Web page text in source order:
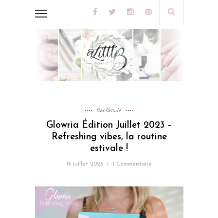
Box Beauté
Glowria Édition Juillet 2023 –
Refreshing vibes, la routine
estivale !
16 juillet 2023 / 1 Commentaire